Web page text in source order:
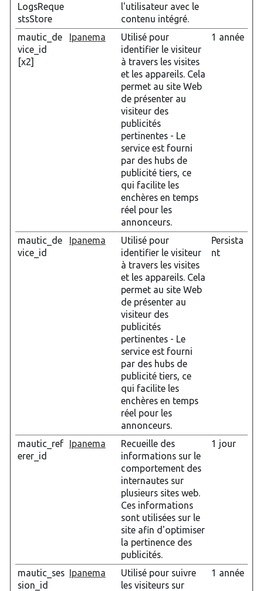
LogsReque
stsStore
l'utilisateur avec le
contenu intégré.
mautic_de
vice_id
[x2]
Ipanema
Utilisé pour
identifier le visiteur
à travers les visites
et les appareils. Cela
permet au site Web
de présenter au
visiteur des
publicités
pertinentes - Le
service est fourni
par des hubs de
publicité tiers, ce
qui facilite les
enchères en temps
réel pour les
annonceurs.
1 année
mautic_de
vice_id
Ipanema
Utilisé pour
identifier le visiteur
à travers les visites
et les appareils. Cela
permet au site Web
de présenter au
visiteur des
publicités
pertinentes - Le
service est fourni
par des hubs de
publicité tiers, ce
qui facilite les
enchères en temps
réel pour les
annonceurs.
Persista
nt
mautic_ref
erer_id
Ipanema
Recueille des
informations sur le
comportement des
internautes sur
plusieurs sites web.
Ces informations
sont utilisées sur le
site afin d'optimiser
la pertinence des
publicités.
1 jour
mautic_ses
sion_id
Ipanema
Utilisé pour suivre
les visiteurs sur
1 année